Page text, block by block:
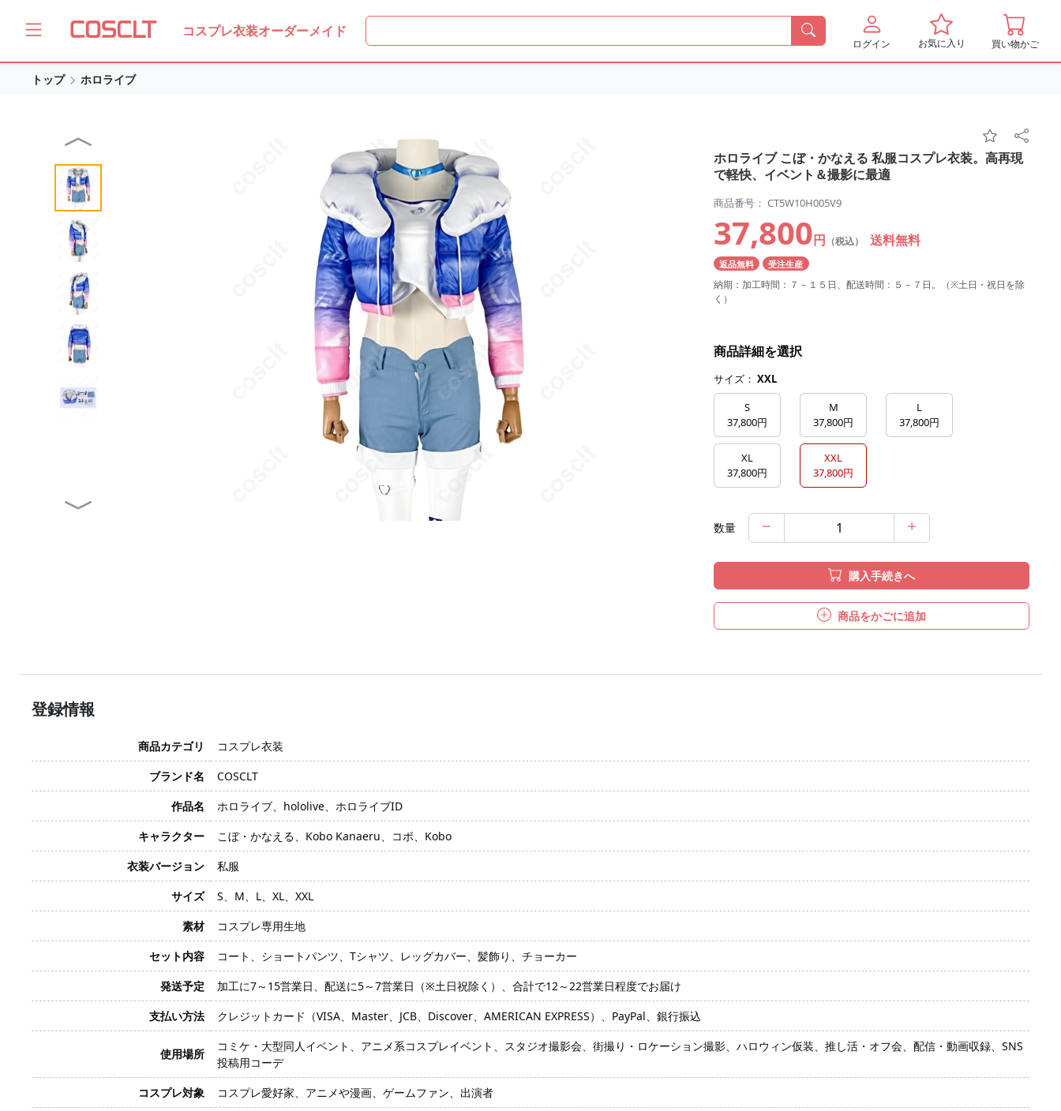
コスプレ衣装オーダーメイド
ログイン お気に入り 買い物かご
トップ ホロライブ
ホロライブ こぼ・かなえる 私服コスプレ衣装。高再現
で軽快、イベント＆撮影に最適
商品番号： CT5W10H005V9
37,800円 （税込） 送料無料
返品無料 受注生産
納期：加工時間：７－１５日、配送時間：５－７日。（※土日・祝日を除
く）
商品詳細を選択
サイズ： XXL
S
37,800円
M
37,800円
L
37,800円
XL
37,800円
XXL
37,800円
数量
購入手続きへ
商品をかごに追加
登録情報
商品カテゴリ
コスプレ衣装
ブランド名
COSCLT
作品名
ホロライブ、hololive、ホロライブID
キャラクター
こぼ・かなえる、Kobo Kanaeru、コボ、Kobo
衣装バージョン
私服
サイズ
S、M、L、XL、XXL
素材
コスプレ専用生地
セット内容
コート、ショートパンツ、Tシャツ、レッグカバー、髪飾り、チョーカー
発送予定
加工に7～15営業日、配送に5～7営業日（※土日祝除く）、合計で12～22営業日程度でお届け
支払い方法
クレジットカード（VISA、Master、JCB、Discover、AMERICAN EXPRESS）、PayPal、銀行振込
使用場所
コミケ・大型同人イベント、アニメ系コスプレイベント、スタジオ撮影会、街撮り・ロケーション撮影、ハロウィン仮装、推し活・オフ会、配信・動画収録、SNS
投稿用コーデ
コスプレ対象
コスプレ愛好家、アニメや漫画、ゲームファン、出演者